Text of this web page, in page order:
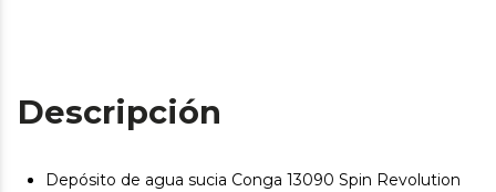
Descripción
Depósito de agua sucia Conga 13090 Spin Revolution